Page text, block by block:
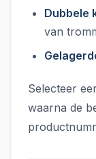
Dubbele
van
Selecteer
waarna de